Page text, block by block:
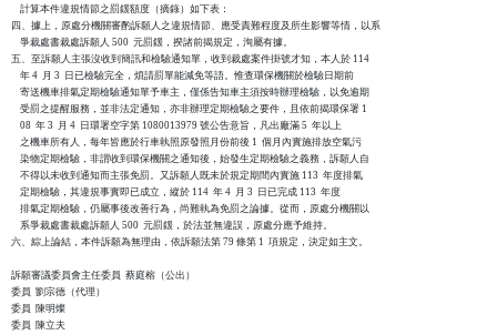
    計算本件違規情節之罰鍰額度（摘錄）如下表：
四、據上，原處分機關審酌訴願人之違規情節、應受責難程度及所生影響等情，以系
    爭裁處書裁處訴願人 500  元罰鍰，揆諸前揭規定，洵屬有據。
五、至訴願人主張沒收到簡訊和檢驗通知單，收到裁處案件掛號才知，本人於 114
    年 4  月 3  日已檢驗完全，煩請罰單能減免等語。惟查環保機關於檢驗日期前
    寄送機車排氣定期檢驗通知單予車主，僅係告知車主須按時辦理檢驗，以免逾期
    受罰之提醒服務，並非法定通知，亦非辦理定期檢驗之要件，且依前揭環保署 1
    08  年 3  月 4  日環署空字第 1080013979 號公告意旨，凡出廠滿 5  年以上
    之機車所有人，每年皆應於行車執照原發照月份前後 1  個月內實施排放空氣污
    染物定期檢驗，非謂收到環保機關之通知後，始發生定期檢驗之義務，訴願人自
    不得以未收到通知而主張免罰。又訴願人既未於規定期間內實施 113  年度排氣
    定期檢驗，其違規事實即已成立，縱於 114  年 4  月 3  日已完成 113  年度
    排氣定期檢驗，仍屬事後改善行為，尚難執為免罰之論據。從而，原處分機關以
    系爭裁處書裁處訴願人 500  元罰鍰，於法並無違誤，原處分應予維持。
六、綜上論結，本件訴願為無理由，依訴願法第 79 條第 1  項規定，決定如主文。
訴願審議委員會主任委員  蔡庭榕（公出）
委員  劉宗德（代理）
委員  陳明燦
委員  陳立夫